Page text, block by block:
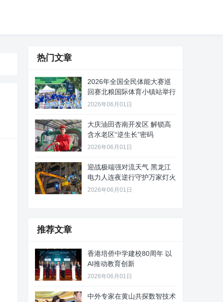
热门文章
2026年全国全民体能大赛巡
回赛北粮国际体育小镇站举行
2026年06月01日
大庆油田杏南开发区 解锁高
含水老区“逆生长”密码
2026年06月01日
迎战极端强对流天气 黑龙江
电力人连夜逆行守护万家灯火
2026年06月01日
推荐文章
香港培侨中学建校80周年 以
AI推动教育创新
2026年06月01日
中外专家在黄山共探数智技术